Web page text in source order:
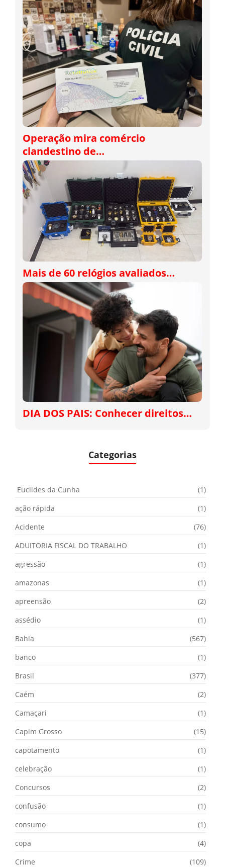
Operação mira comércio
clandestino de…
Mais de 60 relógios avaliados…
DIA DOS PAIS: Conhecer direitos…
Categorias
Euclides da Cunha
(1)
ação rápida
(1)
Acidente
(76)
ADUITORIA FISCAL DO TRABALHO
(1)
agressão
(1)
amazonas
(1)
apreensão
(2)
assédio
(1)
Bahia
(567)
banco
(1)
Brasil
(377)
Caém
(2)
Camaçari
(1)
Capim Grosso
(15)
capotamento
(1)
celebração
(1)
Concursos
(2)
confusão
(1)
consumo
(1)
copa
(4)
Crime
(109)